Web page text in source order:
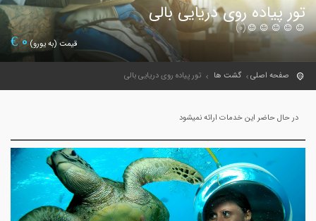
تور پیاده روی دریایی بالی
(0)
قیمت (به یورو)0
€
صفحه اصلی گشت ها تور پیاده روی دریایی بالی
در حال حاضر این خدمات ارائه نمیشود